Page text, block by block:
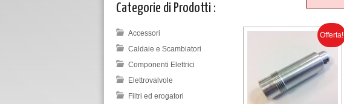
Offerta!
Categorie di Prodotti :
Accessori
Caldaie e Scambiatori
Componenti Elettrici
Elettrovalvole
Filtri ed erogatori